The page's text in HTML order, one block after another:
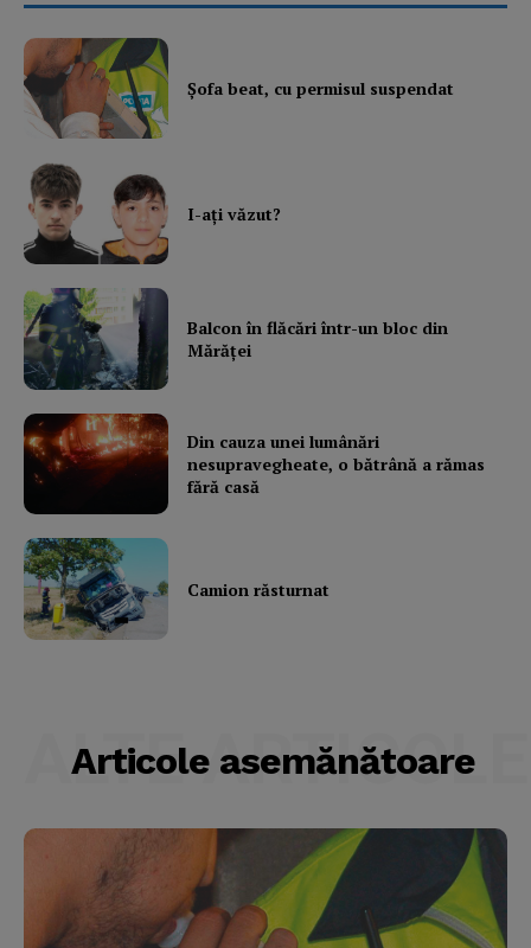
Şofa beat, cu permisul suspendat
I-aţi văzut?
Balcon în flăcări într-un bloc din
Mărăţei
Din cauza unei lumânări
nesupravegheate, o bătrână a rămas
fără casă
Camion răsturnat
Articole asemănătoare
ALTE ARTICOLE